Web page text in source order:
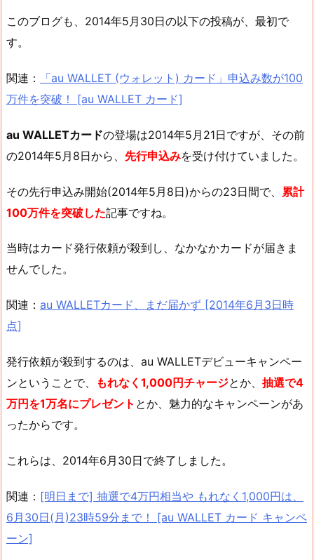
このブログも、2014年5月30日の以下の投稿が、最初で
す。
関連：
「au WALLET (ウォレット) カード」申込み数が100
万件を突破！ [au WALLET カード]
au WALLETカードの登場は2014年5月21日ですが、その前
の2014年5月8日から、 先行申込みを受け付けていました。
その先行申込み開始(2014年5月8日)からの23日間で、 累計
100万件を突破した記事ですね。
当時はカード発行依頼が殺到し、なかなかカードが届きま
せんでした。
関連： au WALLETカード、まだ届かず [2014年6月3日時
点]
発行依頼が殺到するのは、au WALLETデビューキャンペー
ンということで、
もれなく1,000円チャージとか、 抽選で4
万円を1万名にプレゼント とか、魅力的なキャンペーンがあ
ったからです。
これらは、2014年6月30日で終了しました。
関連： [明日まで] 抽選で4万円相当や もれなく1,000円は、
6月30日(月)23時59分まで！ [au WALLET カード キャンペ
ーン]